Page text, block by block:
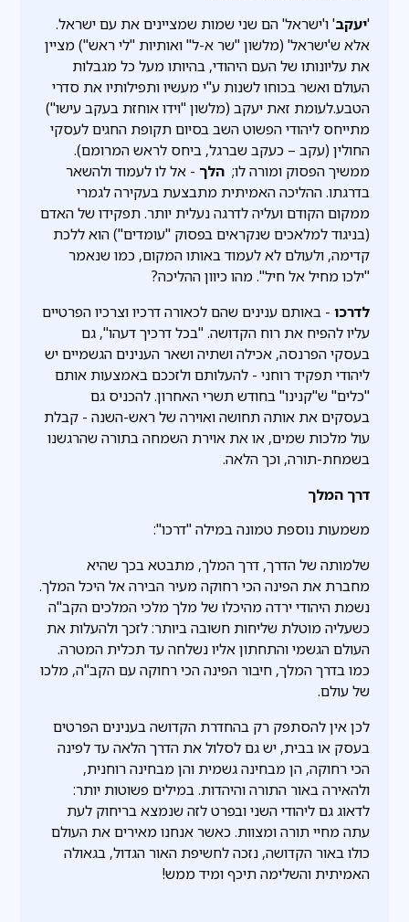
'יעקב' ו'ישראל' הם שני שמות שמציינים את עם ישראל.
אלא ש'ישראל' (מלשון "שר א-ל" ואותיות "לי ראש") מציין
את עליונותו של העם היהודי, בהיותו מעל כל מגבלות
העולם ואשר בכוחו לשנות ע"י מעשיו ותפילותיו את סדרי
הטבע.לעומת זאת יעקב (מלשון "וידו אוחזת בעקב עישו")
מתייחס ליהודי הפשוט השב בסיום תקופת החגים לעסקי
החולין (עקב – כעקב שברגל, ביחס לראש המרומם).
ממשיך הפסוק ומורה לו; הלך - אל לו לעמוד ולהשאר
בדרגתו. ההליכה האמיתית מתבצעת בעקירה לגמרי
ממקום הקודם ועליה לדרגה נעלית יותר. תפקידו של האדם
(בניגוד למלאכים שנקראים בפסוק "עומדים") הוא ללכת
קדימה, ולעולם לא לעמוד באותו המקום, כמו שנאמר
"ילכו מחיל אל חיל". מהו כיוון ההליכה?
לדרכו- באותם ענינים שהם לכאורה דרכיו וצרכיו הפרטיים
עליו להפיח את רוח הקדושה. "בכל דרכיך דעהו", גם
בעסקי הפרנסה, אכילה ושתיה ושאר הענינים הגשמיים יש
ליהודי תפקיד רוחני - להעלותם ולזככם באמצעות אותם
"כלים" ש"קנינו" בחודש תשרי האחרון. להכניס גם
בעסקים את אותה תחושה ואוירה של ראש-השנה - קבלת
עול מלכות שמים, או את אוירת השמחה בתורה שהרגשנו
בשמחת-תורה, וכך הלאה.
דרך המלך
משמעות נוספת טמונה במילה "דרכו":
שלמותה של הדרך, דרך המלך, מתבטא בכך שהיא
מחברת את הפינה הכי רחוקה מעיר הבירה אל היכל המלך.
נשמת היהודי ירדה מהיכלו של מלך מלכי המלכים הקב"ה
כשעליה מוטלת שליחות חשובה ביותר: לזכך ולהעלות את
העולם הגשמי והתחתון אליו נשלחה עד תכלית המטרה.
כמו בדרך המלך, חיבור הפינה הכי רחוקה עם הקב"ה, מלכו
של עולם.
לכן אין להסתפק רק בהחדרת הקדושה בענינים הפרטים
בעסק או בבית, יש גם לסלול את הדרך הלאה עד לפינה
הכי רחוקה, הן מבחינה גשמית והן מבחינה רוחנית,
ולהאירה באור התורה והיהדות. במילים פשוטות יותר:
לדאוג גם ליהודי השני ובפרט לזה שנמצא בריחוק לעת
עתה מחיי תורה ומצוות. כאשר אנחנו מאירים את העולם
כולו באור הקדושה, נזכה לחשיפת האור הגדול, בגאולה
האמיתית והשלימה תיכף ומיד ממש!